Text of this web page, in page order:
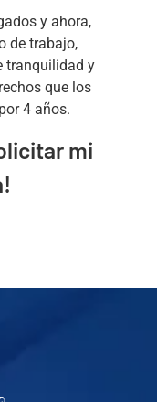
y ahora,
de trabajo,
tranquilidad y
que los
4 años.
mi